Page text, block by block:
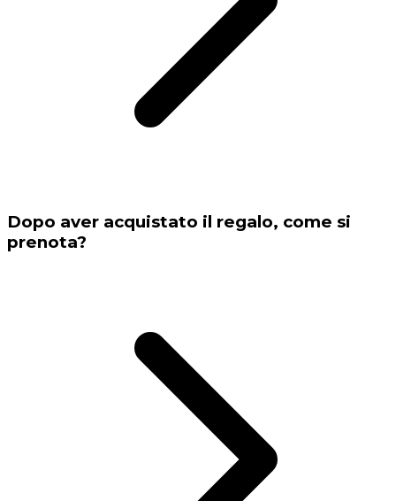
Dopo aver acquistato il regalo, come si
prenota?